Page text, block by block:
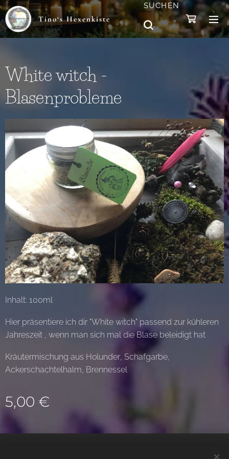
Tino‘s Hexenkiste
SUCHEN
White witch -
Blasenprobleme
Inhalt: 100ml
Hier präsentiere ich dir "White witch" passend zur kühleren
Jahreszeit , wenn man sich mal die Blase beleidigt hat
Kräutermischung aus Holunder, Schafgarbe,
Ackerschachtelhalm, Brennessel
5,00 €